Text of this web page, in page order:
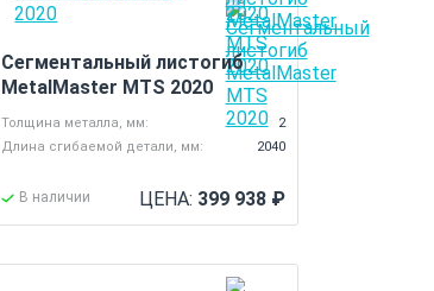
Сегментальный листогиб
MetalMaster MTS 2020
Толщина металла, мм:
2
Длина сгибаемой детали, мм:
2040
В наличии ЦЕНА: 399 938 ₽